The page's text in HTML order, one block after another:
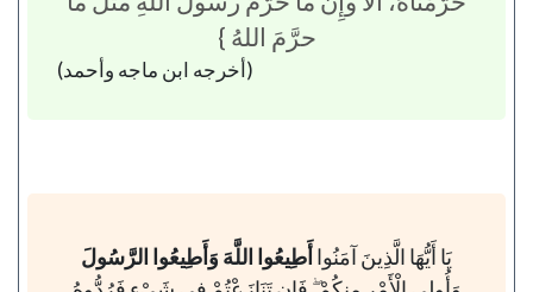
حرَّمَ اللهُ }
(أخرجه ابن ماجه وأحمد)
يَا أَيُّهَا الَّذِينَ آمَنُواأَطِيعُوا اللَّهَ وَأَطِيعُوا الرَّسُولَ